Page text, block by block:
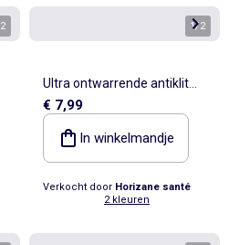
2 1/2
Ultra ontwarrende antiklit
haarborstel
€ 7,99
In winkelmandje
Verkocht door Horizane santé
2 kleuren